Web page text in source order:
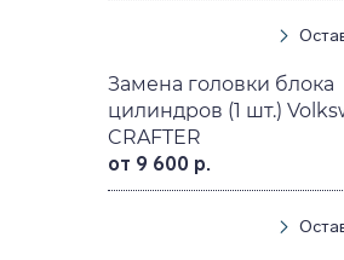
Замена головки блока
цилиндров (1 шт.)
CRAFTER
от 9 600 р.